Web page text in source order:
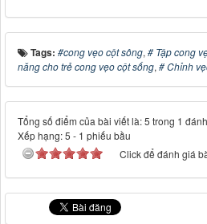
Tags: #cong vẹo cột sông, # Tập cong
năng cho trẻ cong vẹo cột sống, # Chỉnh
Tổng số điểm của bài viết là: 5 trong 1
Xếp hạng:5 - 1 phiếu bầu
Click để đánh giá